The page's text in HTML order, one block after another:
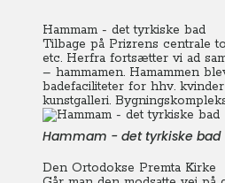
Hammam - det tyrkiske bad
Tilbage på Prizrens centrale
etc. Herfra fortsætter vi ad
– hammamen. Hamammen
badefaciliteter for hhv.
kunstgalleri.
Hammam - det tyrkiske bad
Den Ortodokse Premta Kirke